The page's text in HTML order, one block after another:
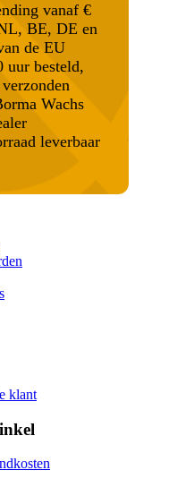
vanaf €
BE, DE en
de EU
uur besteld,
Wachs
leverbaar
klant